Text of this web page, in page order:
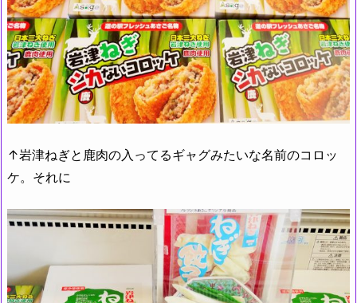
↑岩津ねぎと鹿肉の入ってるギャグみたいな名前のコロッ
ケ。それに